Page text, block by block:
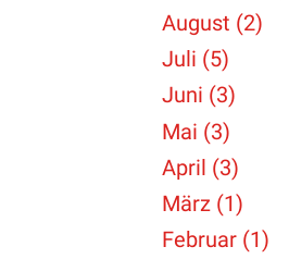
August (2)
Juli (5)
Juni (3)
Mai (3)
April (3)
März (1)
Februar (1)